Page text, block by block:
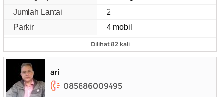
Jumlah Lantai
2
Parkir
4 mobil
Dilihat 82 kali
ari
085886009495